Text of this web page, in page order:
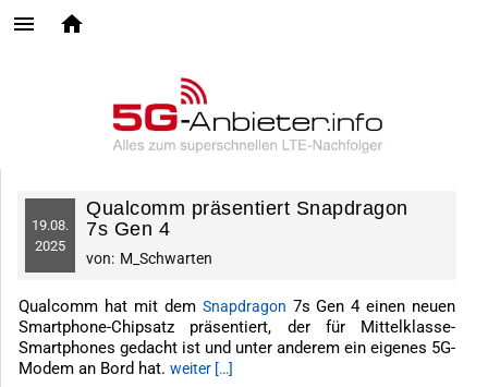
19.08.
2025
Qualcomm präsentiert Snapdragon
7s Gen 4
von: M_Schwarten
Qualcomm hat mit dem Snapdragon 7s Gen 4 einen neuen
Smartphone-Chipsatz präsentiert, der für Mittelklasse-
Smartphones gedacht ist und unter anderem ein eigenes 5G-
Modem an Bord hat. weiter […]